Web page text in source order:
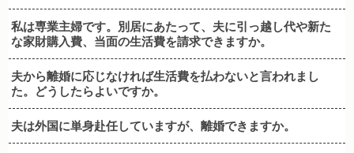
私は専業主婦です。別居にあたって、夫に引っ越し代や新た
な家財購入費、当面の生活費を請求できますか。
夫から離婚に応じなければ生活費を払わないと言われまし
た。どうしたらよいですか。
夫は外国に単身赴任していますが、離婚できますか。